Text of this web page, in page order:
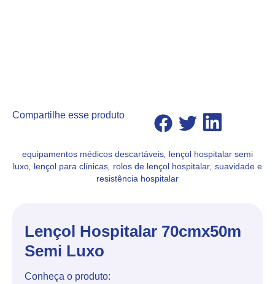
Compartilhe esse produto
equipamentos médicos descartáveis, lençol hospitalar semi
luxo, lençol para clínicas, rolos de lençol hospitalar, suavidade e
resistência hospitalar
Lençol Hospitalar 70cmx50m
Semi Luxo
Conheça o produto: